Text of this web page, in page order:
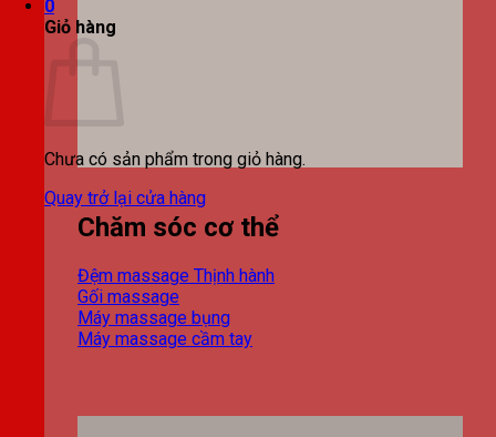
0
Giỏ hàng
Chưa có sản phẩm trong giỏ hàng.
Quay trở lại cửa hàng
Chăm sóc cơ thể
Đệm massage
Gối massage
Máy massage bụng
Máy massage cầm tay